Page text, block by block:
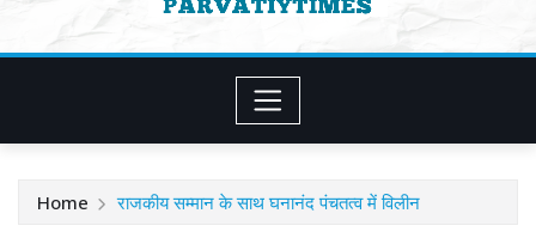
Home राजकीय सम्मान के साथ घनानंद पंचतत्व में विलीन